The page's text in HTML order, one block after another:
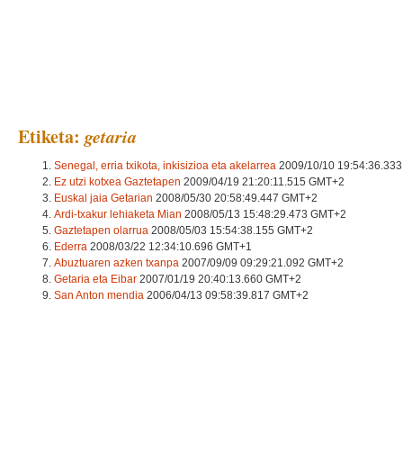
Etiketa:getaria
Senegal, erria txikota, inkisizioa eta akelarrea 2009/10/10
Ez utzi kotxea Gaztetapen 2009/04/19 21:20:11.515 GMT+2
Euskal jaia Getarian 2008/05/30 20:58:49.447 GMT+2
Ardi-txakur lehiaketa Mian 2008/05/13 15:48:29.473 GMT+2
Gaztetapen olarrua 2008/05/03 15:54:38.155 GMT+2
Ederra 2008/03/22 12:34:10.696 GMT+1
Abuztuaren azken txanpa 2007/09/09 09:29:21.092 GMT+2
Getaria eta Eibar 2007/01/19 20:40:13.660 GMT+2
San Anton mendia 2006/04/13 09:58:39.817 GMT+2